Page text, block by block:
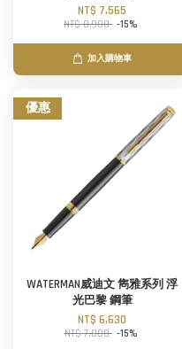
NT$ 7,565
NT$ 8,900 -15%
加入購物車
優惠
WATERMAN威迪文 雋雅系列 浮
光巴黎 鋼筆
NT$ 6,630
NT$ 7,800 -15%